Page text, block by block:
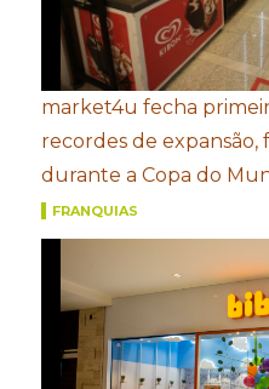
market4u fecha
recordes de expansão,
durante a Copa do
FRANQUIAS